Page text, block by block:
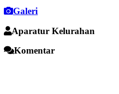
Galeri
Aparatur Kelurahan
Komentar